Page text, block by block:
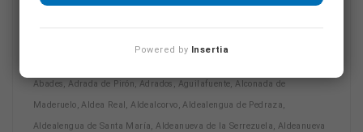
curso sobreMasaje facial kobido en Segoviay en
cualquier otra localidad de la provincia, incluyendo:
Abades, Adrada de Pirón, Adrados, Aguilafuente, Alconada de
Maderuelo, Aldea Real, Aldealcorvo, Aldealengua de Pedraza,
Aldealengua de Santa María, Aldeanueva de la Serrezuela, Aldeanueva
Powered by Insertia